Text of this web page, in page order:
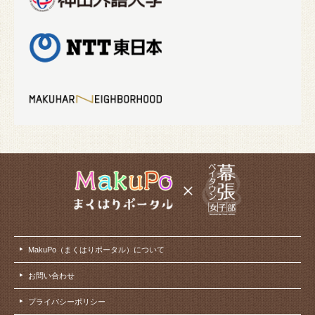
MakuPo（まくはりポータル）について
お問い合わせ
プライバシーポリシー